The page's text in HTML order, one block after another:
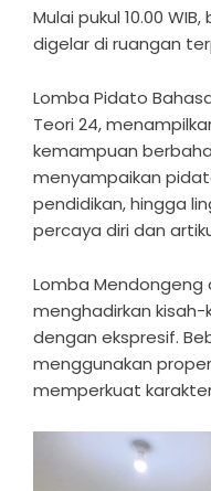
Mulai pukul 10.00
digelar di ruangan
Lomba Pidato
Teori 24,
kemampuan
menyampaikan
pendidikan, hingga
percaya diri dan
Lomba Mendongeng
menghadirkan
dengan ekspresif.
menggunakan
memperkuat